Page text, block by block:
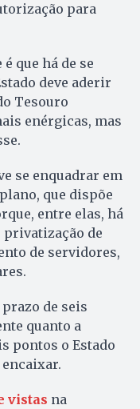
para
que há de se
deve aderir
Tesouro
enérgicas, mas
se enquadrar em
que dispõe
entre elas, há
de
de servidores,
de seis
quanto a
pontos o Estado
vistas na